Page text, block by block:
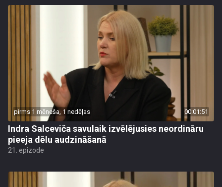
pirms 1 mēneša, 1 nedēļas 00:01:51
Indra Salceviča savulaik izvēlējusies neordināru
pieeja dēlu audzināšanā
21. epizode